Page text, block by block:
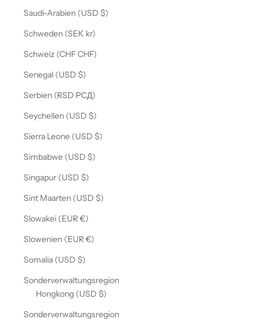
Saudi-Arabien (USD $)
Schweden (SEK kr)
Schweiz (CHF CHF)
Senegal (USD $)
Serbien (RSD РСД)
Seychellen (USD $)
Sierra Leone (USD $)
Simbabwe (USD $)
Singapur (USD $)
Sint Maarten (USD $)
Slowakei (EUR €)
Slowenien (EUR €)
Somalia (USD $)
Sonderverwaltungsregion
Hongkong (USD $)
Sonderverwaltungsregion